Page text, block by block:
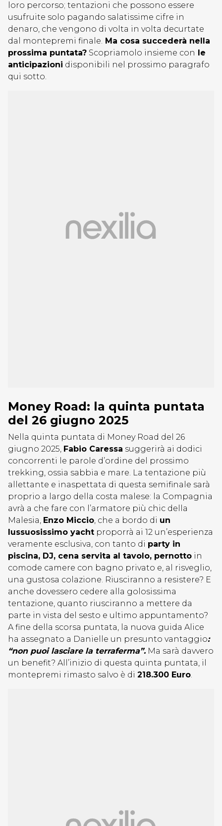
loro percorso; tentazioni che possono essere
usufruite solo pagando salatissime cifre in
denaro, che vengono di volta in volta decurtate
dal montepremi finale. Ma cosa succederà nella
prossima puntata? Scopriamolo insieme con le
anticipazioni disponibili nel prossimo paragrafo
qui sotto.
Money Road: la quinta puntata
del 26 giugno 2025
Nella quinta puntata di Money Road del 26
giugno 2025, Fabio Caressa suggerirà ai dodici
concorrenti le parole d’ordine del prossimo
trekking, ossia sabbia e mare. La tentazione più
allettante e inaspettata di questa semifinale sarà
proprio a largo della costa malese: la Compagnia
avrà a che fare con l’armatore più chic della
Malesia, Enzo Miccio, che a bordo di un
lussuosissimo yacht proporrà ai 12 un’esperienza
veramente esclusiva, con tanto di party in
piscina, DJ, cena servita al tavolo, pernotto in
comode camere con bagno privato e, al risveglio,
una gustosa colazione. Riusciranno a resistere? E
anche dovessero cedere alla golosissima
tentazione, quanto riusciranno a mettere da
parte in vista del sesto e ultimo appuntamento?
A fine della scorsa puntata, la nuova guida Alice
ha assegnato a Danielle un presunto vantaggio:
“non puoi lasciare la terraferma”. Ma sarà davvero
un benefit? All’inizio di questa quinta puntata, il
montepremi rimasto salvo è di 218.300 Euro.